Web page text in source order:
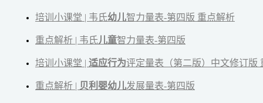
培训小课堂 | 韦氏幼儿智力量表-第四版 重点解析
重点解析 | 韦氏儿童智力量表-第四版
培训小课堂 | 适应行为评定量表（第二版）中文修订版
重点解析 | 贝利婴幼儿发展量表-第四版